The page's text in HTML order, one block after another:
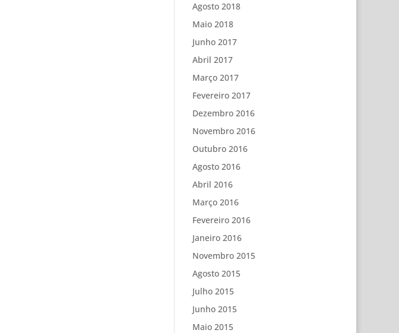
Agosto 2018
Maio 2018
Junho 2017
Abril 2017
Março 2017
Fevereiro 2017
Dezembro 2016
Novembro 2016
Outubro 2016
Agosto 2016
Abril 2016
Março 2016
Fevereiro 2016
Janeiro 2016
Novembro 2015
Agosto 2015
Julho 2015
Junho 2015
Maio 2015